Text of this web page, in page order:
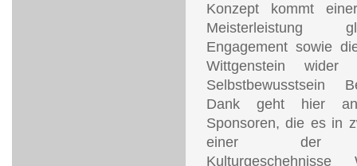
Konzept kommt
Meisterleistung
Engagement sowie
Wittgenstein
Selbstbewusstsein
Dank geht hier
Sponsoren, die es in
einer der